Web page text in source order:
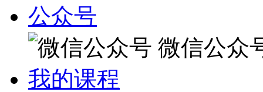
公众号
微信公众
我的课程